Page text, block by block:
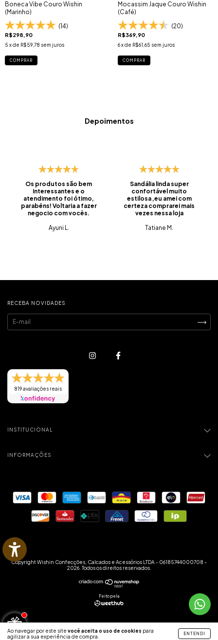
Ao navegar por este site você aceita o uso de cookies para
agilizar a sua experiência de compra.
ENTENDI
Boneca Vibe Couro Wishin
(Marinho)
(14)
R$298,90
5 x de R$59,78 sem juros
COMPRAR
Mocassim Jaque Couro Wishin
(Café)
(20)
R$369,90
6 x de R$61,65 sem juros
COMPRAR
Depoimentos
Os produtos são bem
interessantes e o
atendimento foi ótimo,
parabéns! Voltaria a fazer
negocio com vocês.
Ayuni L.
Sandália linda super
confortável muito
estilosa ,eu amei com
certeza comprarei mais
vezes nessa loja
Tatiane M.
RECEBA NOVIDADES
819 avaliações reais
INSTITUCIONAL
INFORMAÇÕES
Copyright Wishin Confecções, Calcados e Acessórios LTDA - 06185744000708 -
2026. Todos os direitos reservados.
Feito pela